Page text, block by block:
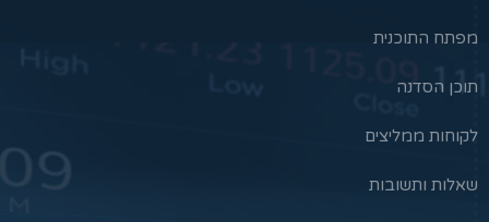
מפתח התוכנית
תוכן הסדנה
לקוחות ממליצים
שאלות ותשובות